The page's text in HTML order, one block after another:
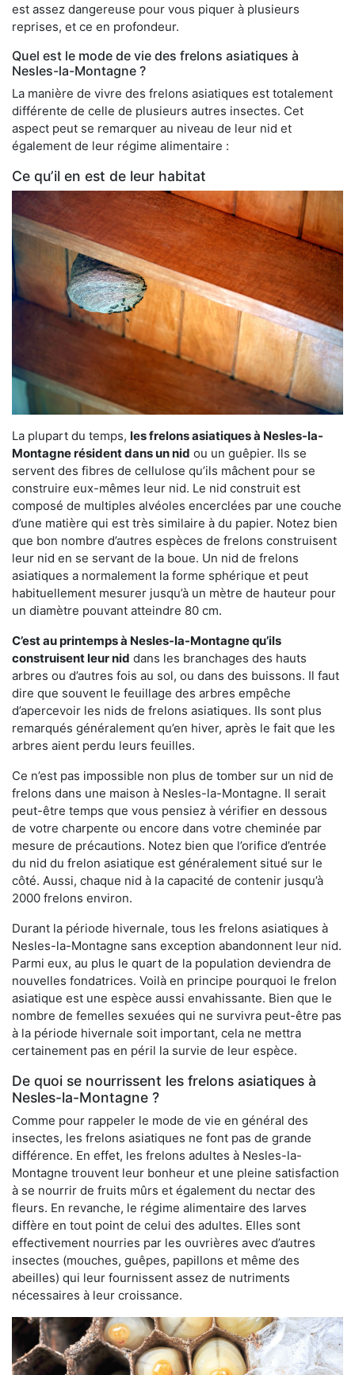
est assez dangereuse pour vous piquer à plusieurs
reprises, et ce en profondeur.
Quel est le mode de vie des frelons asiatiques à
Nesles-la-Montagne ?
La manière de vivre des frelons asiatiques est totalement
différente de celle de plusieurs autres insectes. Cet
aspect peut se remarquer au niveau de leur nid et
également de leur régime alimentaire :
Ce qu’il en est de leur habitat
La plupart du temps, les frelons asiatiques à Nesles-la-
Montagne résident dans un nid ou un guêpier. Ils se
servent des fibres de cellulose qu’ils mâchent pour se
construire eux-mêmes leur nid. Le nid construit est
composé de multiples alvéoles encerclées par une couche
d’une matière qui est très similaire à du papier. Notez bien
que bon nombre d’autres espèces de frelons construisent
leur nid en se servant de la boue. Un nid de frelons
asiatiques a normalement la forme sphérique et peut
habituellement mesurer jusqu’à un mètre de hauteur pour
un diamètre pouvant atteindre 80 cm.
C’est au printemps à Nesles-la-Montagne qu’ils
construisent leur nid dans les branchages des hauts
arbres ou d’autres fois au sol, ou dans des buissons. Il faut
dire que souvent le feuillage des arbres empêche
d’apercevoir les nids de frelons asiatiques. Ils sont plus
remarqués généralement qu’en hiver, après le fait que les
arbres aient perdu leurs feuilles.
Ce n’est pas impossible non plus de tomber sur un nid de
frelons dans une maison à Nesles-la-Montagne. Il serait
peut-être temps que vous pensiez à vérifier en dessous
de votre charpente ou encore dans votre cheminée par
mesure de précautions. Notez bien que l’orifice d’entrée
du nid du frelon asiatique est généralement situé sur le
côté. Aussi, chaque nid à la capacité de contenir jusqu’à
2000 frelons environ.
Durant la période hivernale, tous les frelons asiatiques à
Nesles-la-Montagne sans exception abandonnent leur nid.
Parmi eux, au plus le quart de la population deviendra de
nouvelles fondatrices. Voilà en principe pourquoi le frelon
asiatique est une espèce aussi envahissante. Bien que le
nombre de femelles sexuées qui ne survivra peut-être pas
à la période hivernale soit important, cela ne mettra
certainement pas en péril la survie de leur espèce.
De quoi se nourrissent les frelons asiatiques à
Nesles-la-Montagne ?
Comme pour rappeler le mode de vie en général des
insectes, les frelons asiatiques ne font pas de grande
différence. En effet, les frelons adultes à Nesles-la-
Montagne trouvent leur bonheur et une pleine satisfaction
à se nourrir de fruits mûrs et également du nectar des
fleurs. En revanche, le régime alimentaire des larves
diffère en tout point de celui des adultes. Elles sont
effectivement nourries par les ouvrières avec d’autres
insectes (mouches, guêpes, papillons et même des
abeilles) qui leur fournissent assez de nutriments
nécessaires à leur croissance.